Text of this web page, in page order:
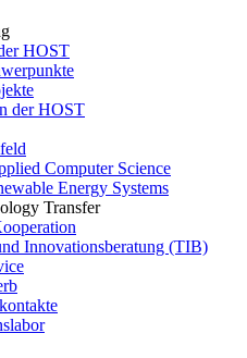
HOST
der HOST
Computer Science
Energy Systems
Transfer
Innovationsberatung (TIB)